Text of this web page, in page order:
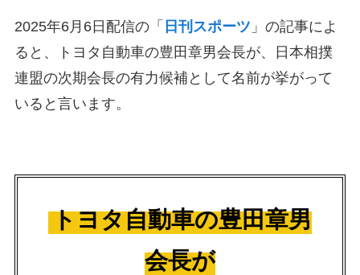
2025年6月6日配信の「 日刊スポーツ 」の記事によ
ると、トヨタ自動車の豊田章男会長が、日本相撲
連盟の次期会長の有力候補として名前が挙がって
いると言います。
トヨタ自動車の豊田章男
会長が